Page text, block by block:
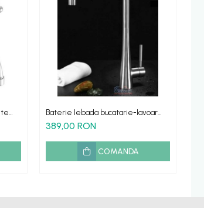
Baterie lebada bucatarie-lavoar
crom periat mat Viborg
389,00 RON
COMANDA